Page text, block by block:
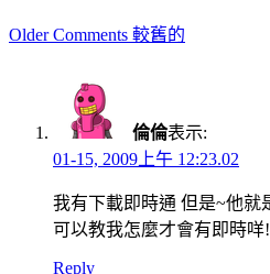
Comment
Older Comments 較舊的
倫倫表示:
01-15, 2009上午 12:23.02
我有下載即時通 但是~他就
可以教我怎麼才會有即時咩
Reply